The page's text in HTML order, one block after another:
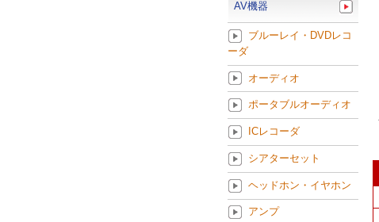
AV機器
ブルーレイ・DVDレコ
ーダ
オーディオ
ポータブルオーディオ
ICレコーダ
シアターセット
ヘッドホン・イヤホン
アンプ